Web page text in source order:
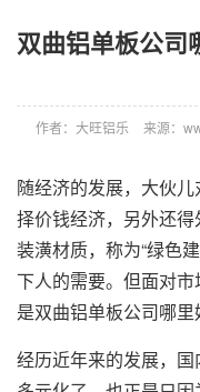
双曲铝单板公司
作者：大旺铝乐 来源：
随经济的发展，大伙
择价钱经济，另外还
装潢材质，称为“绿色
下人的需要。但面对
是双曲铝单板公司哪
经历近年来的发展，